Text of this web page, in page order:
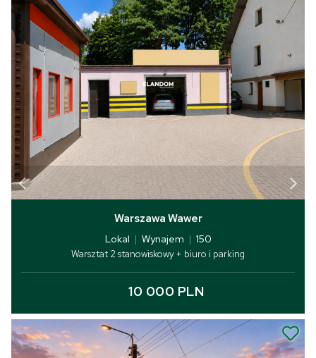
Warszawa Wawer
Lokal | Wynajem | 150
Warsztat 2 stanowiskowy + biuro i parking
10 000 PLN